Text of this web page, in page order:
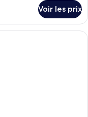
Voir les prix